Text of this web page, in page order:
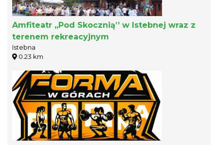
Amfiteatr „Pod Skocznią’’ w Istebnej wraz z
terenem rekreacyjnym
Istebna
0.23 km